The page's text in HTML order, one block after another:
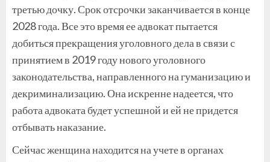
третью дочку. Срок отсрочки заканчивается в конце
2028 года. Все это время ее адвокат пытается
добиться прекращения уголовного дела в связи с
принятием в 2019 году нового уголовного
законодательства, направленного на гуманизацию и
декриминализацию. Она искренне надеется, что
работа адвоката будет успешной и ей не придется
отбывать наказание.
Сейчас женщина находится на учете в органах